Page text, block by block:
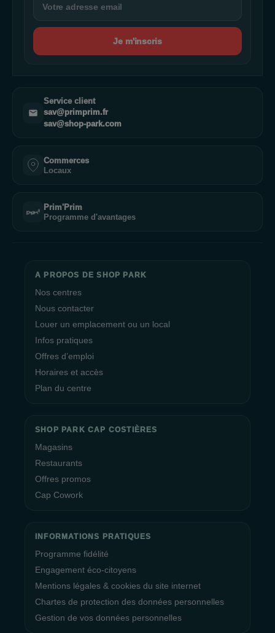
Je m'inscris
Service client
sav@primprim.fr
sav@shop-park.com
Commerces
Locaux
Prim'Prim
Programme d'avantages
A PROPOS DE SHOP PARK
Nos centres
Nous contacter
Louer un emplacement ou un local
Infos pratiques
Offres d’emploi
Horaires et accès
Plan du centre
SHOP PARK CAP COSTIÈRES
Magasins
Restaurants
Offres promos
Cap Cowork
INFORMATIONS PRATIQUES
Programme fidélité
Engagement éco-citoyens
Mentions légales & cookies du site internet
Chartes de protection des données personnelles
Gestion de vos données personnelles